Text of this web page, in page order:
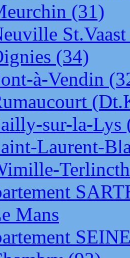
(31)
(34)
à-Vendin
sur-la-Lys
Laurent-
Mans